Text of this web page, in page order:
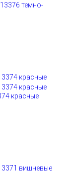
темно-
красные